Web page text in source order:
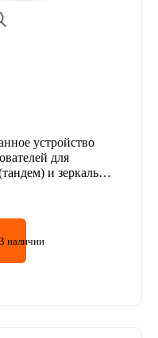
устройство
для
и зеркально-
наличии